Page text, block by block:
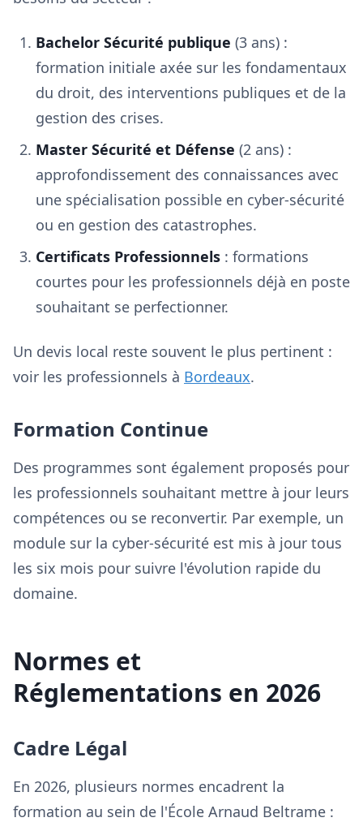
Bachelor Sécurité publique (3 ans) :
formation initiale axée sur les fondamentaux
du droit, des interventions publiques et de la
gestion des crises.
Master Sécurité et Défense (2 ans) :
approfondissement des connaissances avec
une spécialisation possible en cyber-sécurité
ou en gestion des catastrophes.
Certificats Professionnels : formations
courtes pour les professionnels déjà en poste
souhaitant se perfectionner.
Un devis local reste souvent le plus pertinent :
voir les professionnels à Bordeaux.
Formation Continue
Des programmes sont également proposés pour
les professionnels souhaitant mettre à jour leurs
compétences ou se reconvertir. Par exemple, un
module sur la cyber-sécurité est mis à jour tous
les six mois pour suivre l'évolution rapide du
domaine.
Normes et
Réglementations en 2026
Cadre Légal
En 2026, plusieurs normes encadrent la
formation au sein de l'École Arnaud Beltrame :